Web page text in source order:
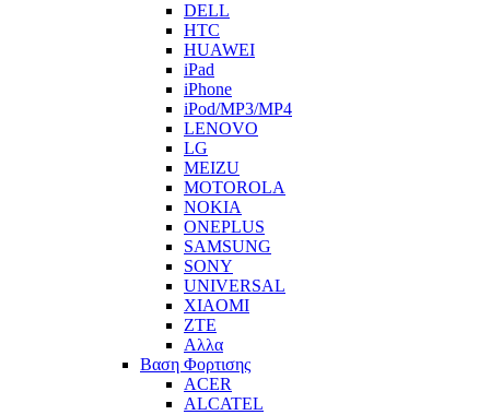
DELL
HTC
HUAWEI
iPad
iPhone
iPod/MP3/MP4
LENOVO
LG
MEIZU
MOTOROLA
NOKIA
ONEPLUS
SAMSUNG
SONY
UNIVERSAL
XIAOMI
ZTE
Αλλα
Βαση Φορτισης
ACER
ALCATEL